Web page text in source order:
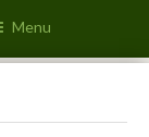
Menu